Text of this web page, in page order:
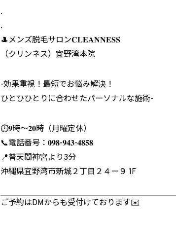
.
.
🎩メンズ脱毛サロン𝐂𝐋𝐄𝐀𝐍𝐍𝐄𝐒𝐒
（クリンネス）宜野湾本院
︎-効果重視！最短でお悩み解決！
ひとひひとりに合わせたパーソナルな施術-
⏱𝟗時～𝟐𝟎時（月曜定休）
📞電話番号：𝟎𝟗𝟖-𝟗𝟒𝟑-𝟒𝟖𝟓𝟖
📍普天間神宮より3分
沖縄県宜野湾市新城２丁目２４ー９ 1F
ご予約はDMからも受付けております✉️